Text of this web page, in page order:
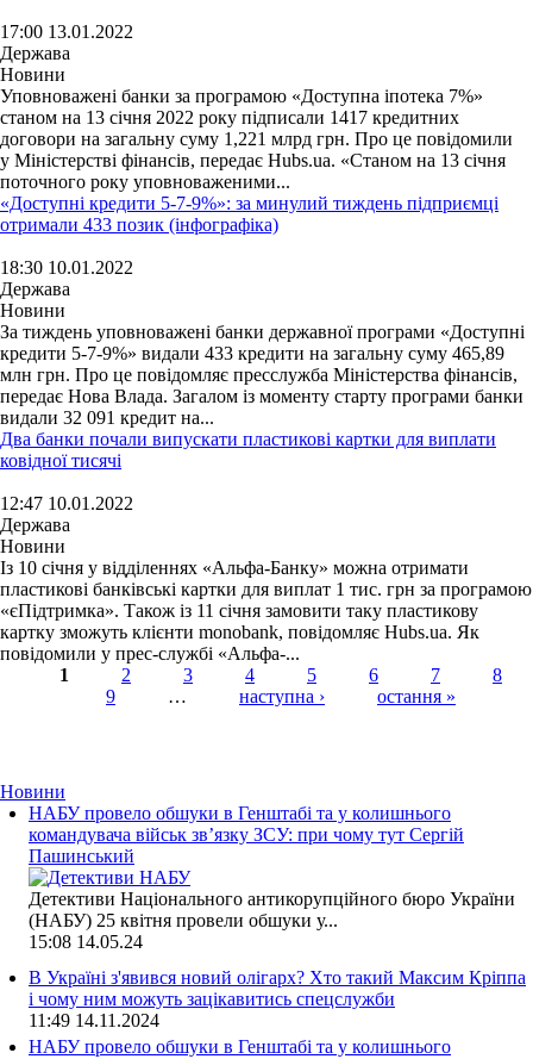
17:00 13.01.2022
Держава
Новини
Уповноважені банки за програмою «Доступна іпотека 7%»
станом на 13 січня 2022 року підписали 1417 кредитних
договори на загальну суму 1,221 млрд грн. Про це повідомили
у Міністерстві фінансів, передає Hubs.ua. «Станом на 13 січня
поточного року уповноваженими...
«Доступні кредити 5-7-9%»: за минулий тиждень підприємці
отримали 433 позик (інфографіка)
18:30 10.01.2022
Держава
Новини
За тиждень уповноважені банки державної програми «Доступні
кредити 5-7-9%» видали 433 кредити на загальну суму 465,89
млн грн. Про це повідомляє пресслужба Міністерства фінансів,
передає Нова Влада. Загалом із моменту старту програми банки
видали 32 091 кредит на...
Два банки почали випускати пластикові картки для виплати
ковідної тисячі
12:47 10.01.2022
Держава
Новини
Із 10 січня у відділеннях «Альфа-Банку» можна отримати
пластикові банківські картки для виплат 1 тис. грн за програмою
«єПідтримка». Також із 11 січня замовити таку пластикову
картку зможуть клієнти monobank, повідомляє Hubs.ua. Як
повідомили у прес-службі «Альфа-...
Страницы
1 2 3 4 5 6 7
8
9
… наступна › остання »
Новини
НАБУ провело обшуки в Генштабі та у колишнього
командувача військ зв’язку ЗСУ: при чому тут Сергій
Пашинський
Детективи Національного антикорупційного бюро України
(НАБУ) 25 квітня провели обшуки у...
15:08 14.05.24
В Україні з'явився новий олігарх? Хто такий Максим Кріппа
і чому ним можуть зацікавитись спецслужби
11:49 14.11.2024
НАБУ провело обшуки в Генштабі та у колишнього